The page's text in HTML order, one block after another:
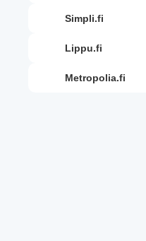
simpli.fi
lippu.fi
metropolia.fi